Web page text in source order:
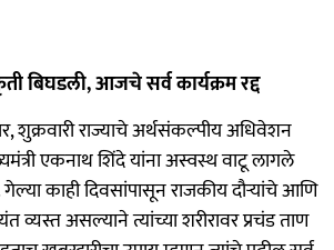
बिघडली, आजचे सर्व कार्यक्रम रद्द
शुक्रवारी राज्याचे अर्थसंकल्पीय अधिवेशन
एकनाथ शिंदे यांना अस्वस्थ वाटू लागले
काही दिवसांपासून राजकीय दौऱ्यांचे आणि
व्यस्त असल्याने त्यांच्या शरीरावर प्रचंड ताण